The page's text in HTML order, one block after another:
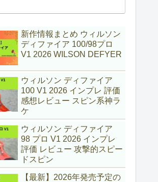
新作情報まとめ ウィルソン
ディファイア 100/98プロ
V1 2026 WILSON DEFYER
ウィルソン ディファイア
100 V1 2026 インプレ 評価
感想レビュー スピン系神ラ
ケ
ウィルソン ディファイア
98 プロ V1 2026 インプレ
評価 レビュー 攻撃的スピー
ドスピン
【最新】2026年発売予定の